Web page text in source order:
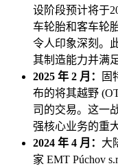
设阶段预计将于
车轮胎和客车轮
令人印象深刻。
其制造能力并满
2025 年 2 月：
固
布的将其越野
司的交易。这一
强核心业务的重
2024 年 4 月： 大
家 EMT Púchov